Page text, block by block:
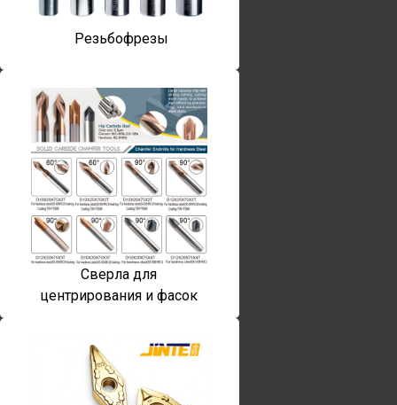
Резьбофрезы
Сверла для
центрирования и фасок